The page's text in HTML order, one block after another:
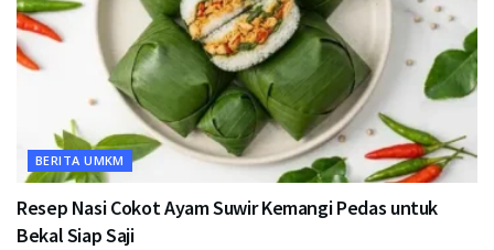
BERITA UMKM
Resep Nasi Cokot Ayam Suwir Kemangi Pedas untuk
Bekal Siap Saji